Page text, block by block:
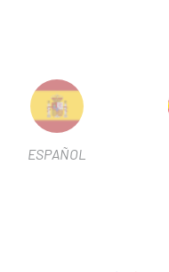
i com un refrigeri
sense blat, sense nous
ESPAÑOL